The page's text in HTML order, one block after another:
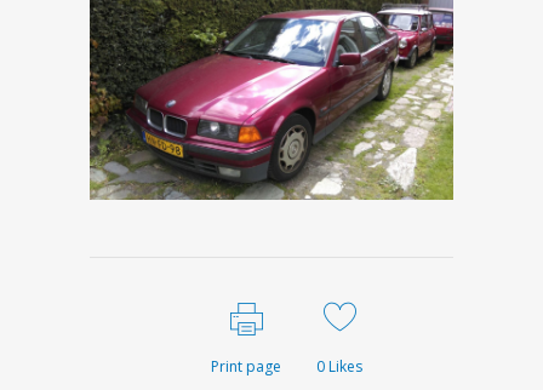
Print page 0Likes